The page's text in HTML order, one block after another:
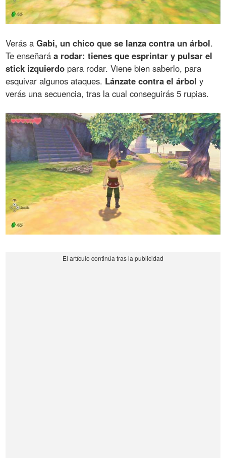
Verás aGabi, un chico que se lanza contra un árbol.
Te enseñaráa rodar: tienes que esprintar y pulsar el
stick izquierdo para rodar. Viene bien saberlo, para
esquivar algunos ataques. Lánzate contra el árbol y
verás una secuencia, tras la cual conseguirás 5 rupias.